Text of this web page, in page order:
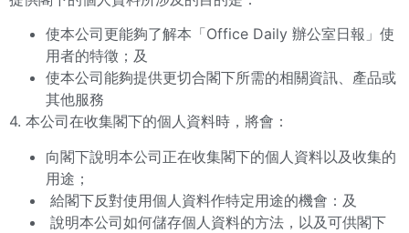
使本公司更能夠了解本「Office Daily 辦公室日報」使
用者的特徵；及
使本公司能夠提供更切合閣下所需的相關資訊、產品或
其他服務
4. 本公司在收集閣下的個人資料時，將會：
向閣下說明本公司正在收集閣下的個人資料以及收集的
用途；
給閣下反對使用個人資料作特定用途的機會：及
說明本公司如何儲存個人資料的方法，以及可供閣下